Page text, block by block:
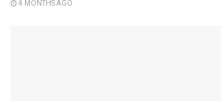
4 MONTHS AGO